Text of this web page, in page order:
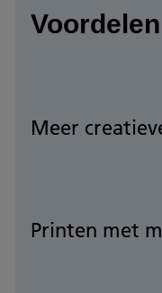
Voordelen
Meer
Printen met